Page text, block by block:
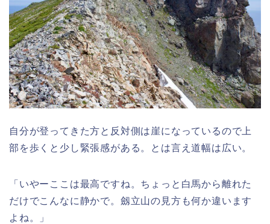
自分が登ってきた方と反対側は崖になっているので上
部を歩くと少し緊張感がある。とは言え道幅は広い。
「いやーここは最高ですね。ちょっと白馬から離れた
だけでこんなに静かで。劔立山の見方も何か違います
よね。」